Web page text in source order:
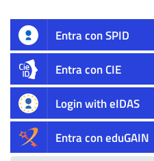
Entra con SPID
Entra con CIE
Login with eIDAS
Entra con eduGAIN